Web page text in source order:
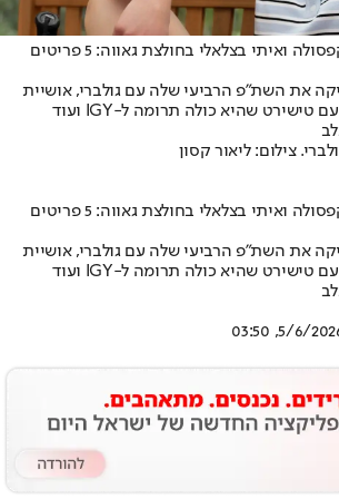
אילנית לוי בקולקציית קפסולה ואיתי בצלאלי בחולצת גאווה: 5 פריטים
את השת"פ הרביעי שלה עם גולברי, אושיית
הסטיילינג חבר לאדידס עם טישירט שהיא כולה תרומה ל-IGY ועוד
צילום: ליאור קסון
אילנית לוי בקולקציית קפסולה ואיתי בצלאלי בחולצת גאווה: 5 פריטים
את השת"פ הרביעי שלה עם גולברי, אושיית
הסטיילינג חבר לאדידס עם טישירט שהיא כולה תרומה ל-IGY ועוד
5/6/2026,